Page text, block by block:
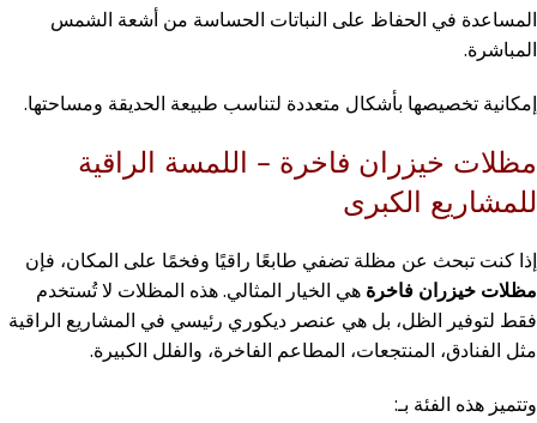
المساعدة في الحفاظ على النباتات الحساسة من أشعة الشمس
المباشرة.
إمكانية تخصيصها بأشكال متعددة لتناسب طبيعة الحديقة ومساحتها.
مظلات خيزران فاخرة – اللمسة الراقية
للمشاريع الكبرى
إذا كنت تبحث عن مظلة تضفي طابعًا راقيًا وفخمًا على المكان، فإن
مظلات خيزران فاخرة هي الخيار المثالي. هذه المظلات لا تُستخدم
فقط لتوفير الظل، بل هي عنصر ديكوري رئيسي في المشاريع الراقية
مثل الفنادق، المنتجعات، المطاعم الفاخرة، والفلل الكبيرة.
وتتميز هذه الفئة بـ: